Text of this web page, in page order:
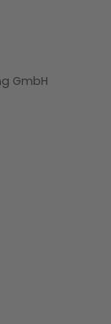
GmbH